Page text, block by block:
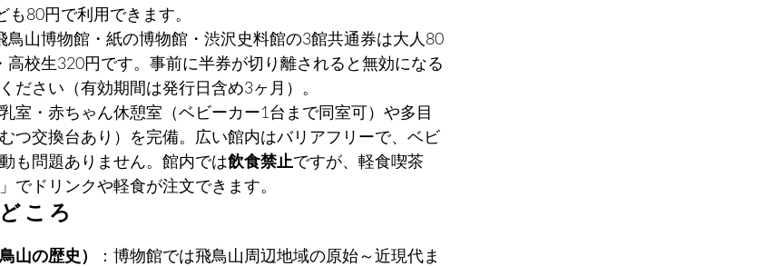
も80円で利用できます。
鳥山博物館・紙の博物館・渋沢史料館の3館共通券は大人80
高校生320円です。事前に半券が切り離されると無効になる
ださい（有効期間は発行日含め3ヶ月）。
室・赤ちゃん休憩室（ベビーカー1台まで同室可）や多目
つ交換台あり）を完備。広い館内はバリアフリーで、ベビ
も問題ありません。館内では飲食禁止ですが、軽食喫茶
でドリンクや軽食が注文できます。
ころ
山の歴史）
：博物館では飛鳥山周辺地域の原始～近現代ま